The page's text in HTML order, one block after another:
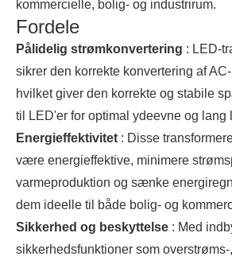
kommercielle, bolig- og industrirum.
Fordele
Pålidelig strømkonvertering : LED-
sikrer den korrekte konvertering af
hvilket giver den korrekte og stabile
til LED'er for optimal ydeevne og lang
Energieffektivitet : Disse
være energieffektive, minimere
varmeproduktion og sænke
dem ideelle til både bolig- og
Sikkerhed og beskyttelse : Med
sikkerhedsfunktioner som